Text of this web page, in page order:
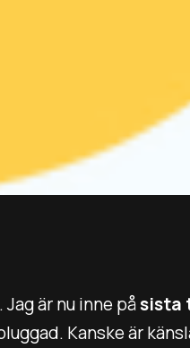
är nu inne påsista
Kanske är